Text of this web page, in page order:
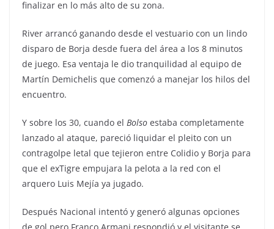
finalizar en lo más alto de su zona.
River arrancó ganando desde el vestuario con un lindo
disparo de Borja desde fuera del área a los 8 minutos
de juego. Esa ventaja le dio tranquilidad al equipo de
Martín Demichelis que comenzó a manejar los hilos del
encuentro.
Y sobre los 30, cuando el Bolso estaba completamente
lanzado al ataque, pareció liquidar el pleito con un
contragolpe letal que tejieron entre Colidio y Borja para
que el exTigre empujara la pelota a la red con el
arquero Luis Mejía ya jugado.
Después Nacional intentó y generó algunas opciones
de gol pero Franco Armani respondió y el visitante se